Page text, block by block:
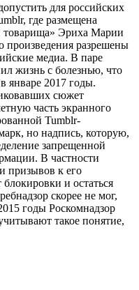
для российских
где размещена
товарища» Эриха Марии
произведения разрешены
медиа. В паре
жизнь с болезнью, что
январе 2017 годы.
сюжет
часть экранного
Tumblr-
но надпись, которую,
запрещенной
В частности
призывов к его
и остаться
скорее не мог,
годы Роскомнадзор
такое понятие,